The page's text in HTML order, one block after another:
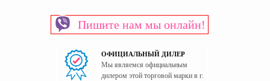
Пишите нам мы онлайн!
ОФИЦИАЛЬНЫЙ ДИЛЕР
Мы являемся официальным
дилером этой торговой марки в г.